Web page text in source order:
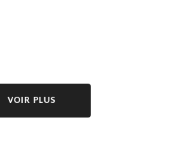
VOIR PLUS